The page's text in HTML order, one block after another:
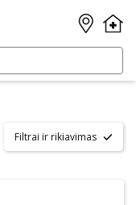
Filtrai ir rikiavimas